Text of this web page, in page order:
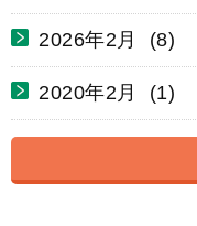
2026年2月 (8)
2020年2月 (1)